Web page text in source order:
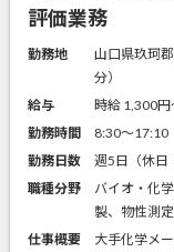
評価業務
勤務地
山口県玖珂
分）
給与
時給 1,300
勤務時間
8:30～17:10
勤務日数
週5日（休日
職種分野
バイオ・化
製、物性測定
仕事概要
大手化学メ